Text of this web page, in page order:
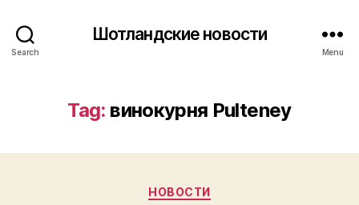
Search
Шотландские новости
Menu
Tag: винокурня Pulteney
Categories
НОВОСТИ